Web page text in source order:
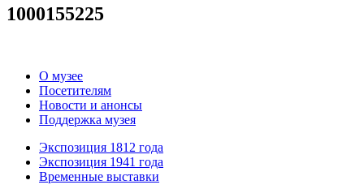
1000155225
О музее
Посетителям
Новости и анонсы
Поддержка музея
Экспозиция 1812 года
Экспозиция 1941 года
Временные выставки